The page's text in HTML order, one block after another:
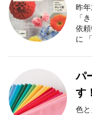
昨
「
依
に
パ
す！
色